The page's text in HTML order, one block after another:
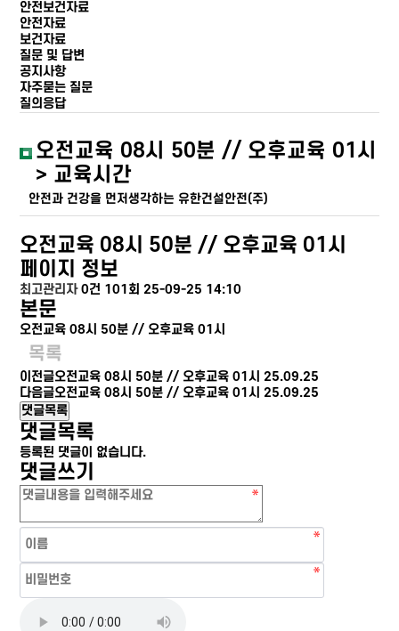
안전보건자료
안전자료
보건자료
질문 및 답변
공지사항
자주묻는 질문
질의응답
오전교육 08시 50분 // 오후교육 01시
> 교육시간
안전과 건강을 먼저생각하는 유한건설안전(주)
오전교육 08시 50분 // 오후교육 01시
페이지 정보
최고관리자 0건 101회 25-09-25 14:10
본문
오전교육 08시 50분 // 오후교육 01시
목록
이전글오전교육 08시 50분 // 오후교육 01시 25.09.25
다음글오전교육 08시 50분 // 오후교육 01시 25.09.25
댓글목록
댓글목록
등록된 댓글이 없습니다.
댓글쓰기